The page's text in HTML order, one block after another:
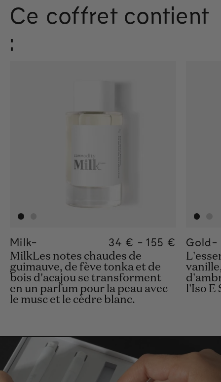
Ce coffret contient
:
Milk- Regular price
34 € - 155 €
Regular price
155€
Regular
34€
MilkLes notes chaudes de
guimauve, de fève tonka et de
bois d'acajou se transforment
en un parfum pour la peau avec
le musc et le cèdre blanc.
Gold-
l'Iso E